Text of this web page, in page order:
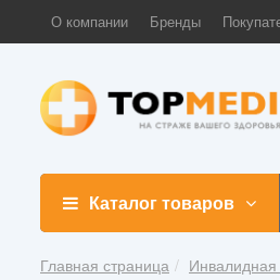
О компании Бренды
Каталог товаров
Главная страница Инвалидная